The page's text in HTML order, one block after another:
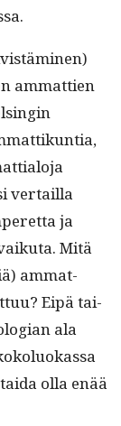
ammat­tien
ver­tail­la
ja
Mitä
ammat­
Eipä tai­
ala
olla enää